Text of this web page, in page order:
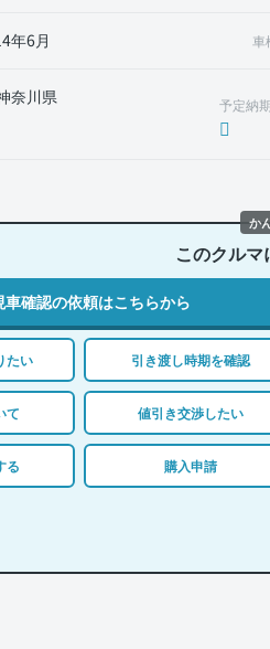
年6月 車
奈川県 予定納期
このクル
車確認の依頼はこちらから
たい 引き渡し時期を確認
て 値引き交渉したい
る 購入申請
か